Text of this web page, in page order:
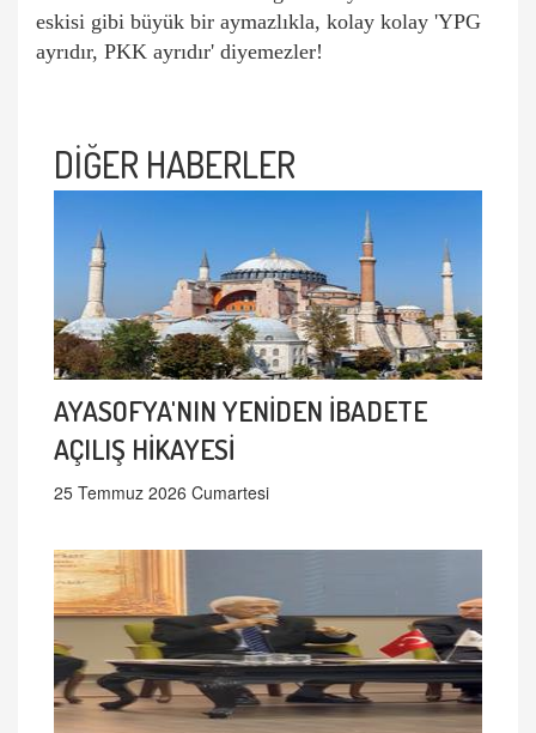
eskisi gibi büyük bir aymazlıkla, kolay kolay 'YPG
ayrıdır, PKK ayrıdır' diyemezler!
DİĞER HABERLER
AYASOFYA'NIN YENİDEN İBADETE
AÇILIŞ HİKAYESİ
25 Temmuz 2026 Cumartesi